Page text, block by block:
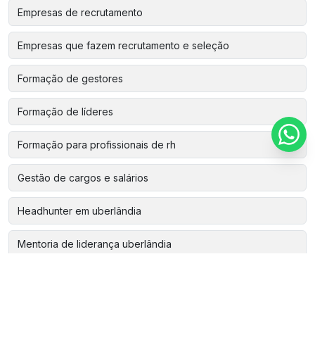
Empresas de recrutamento
Empresas que fazem recrutamento e seleção
Formação de gestores
Formação de líderes
Formação para profissionais de rh
Gestão de cargos e salários
Headhunter em uberlândia
Mentoria de liderança uberlândia